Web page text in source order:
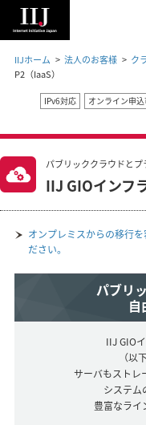
IIJホーム 法人のお客様 ク
P2（IaaS）
IPv6対応 オンライン申
パブリッククラウドと
IIJ GIOインフ
オンプレミスからの移行
ださい。
パブリ
自
IIJ GIO
（以
サーバもストレ
システム
豊富なライ